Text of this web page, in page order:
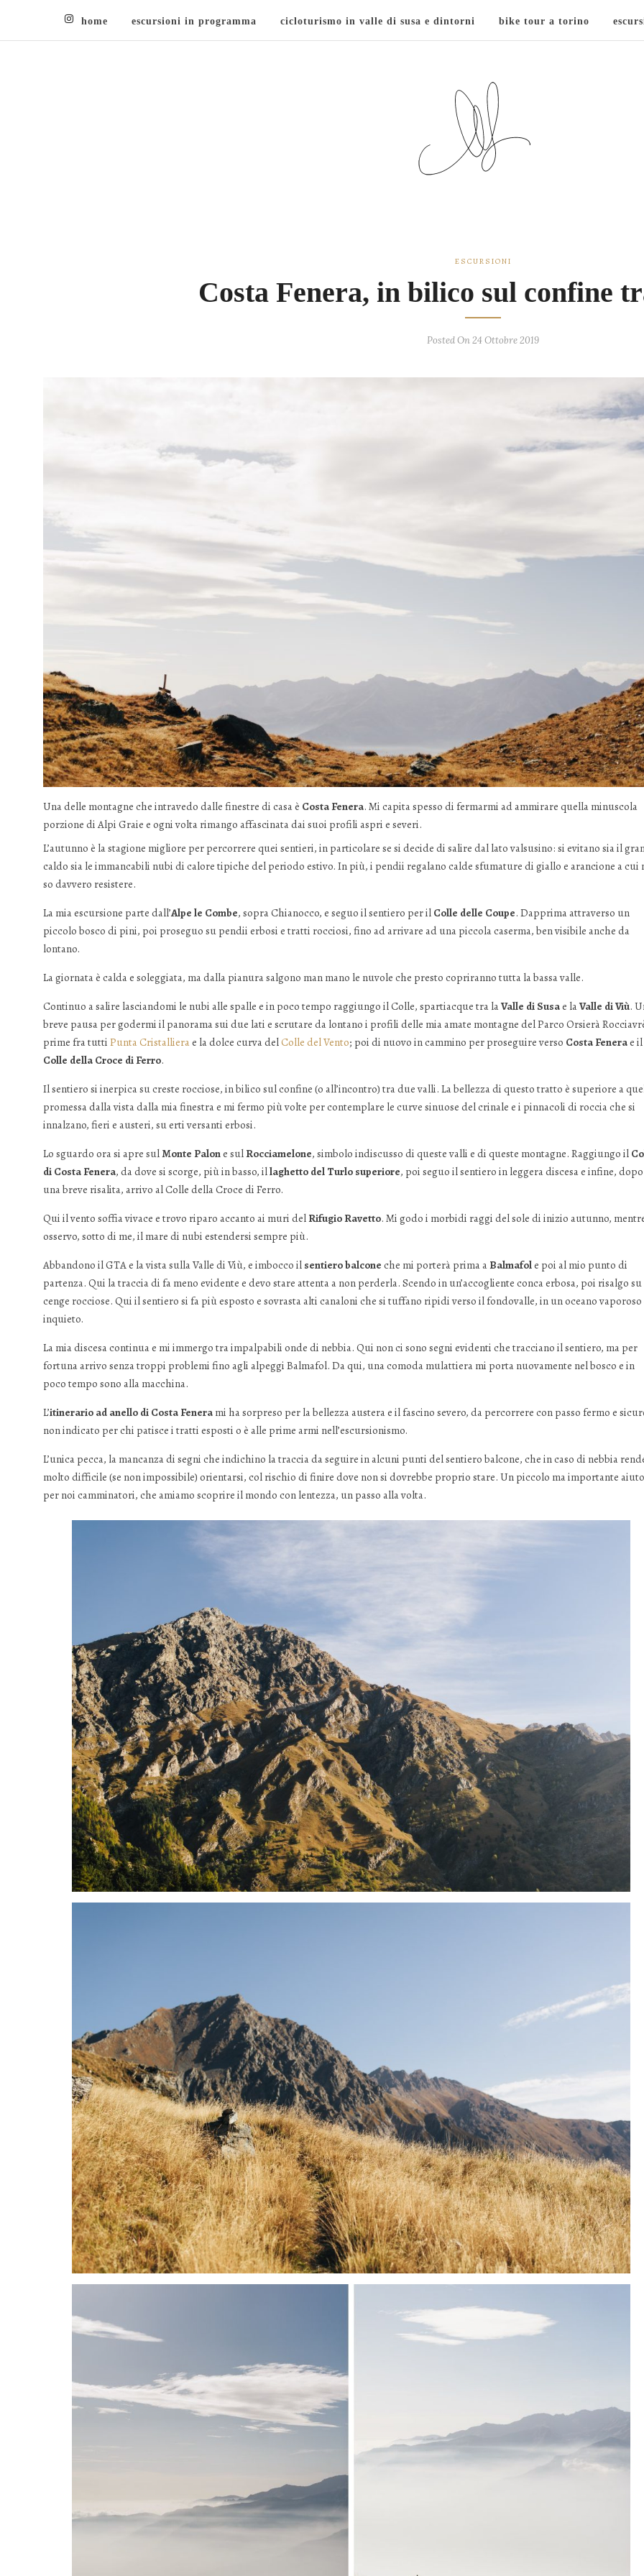
home escursioni in programma cicloturismo in valle di susa e dintorni bike tour a torino
ESCURSIONI
Costa Fenera, in bilico sul confine
Posted On 24 Ottobre 2019
Una delle montagne che intravedo dalle finestre di casa è Costa Fenera. Mi capita spesso di fermarmi ad ammirare quella minuscola
porzione di Alpi Graie e ogni volta rimango affascinata dai suoi profili aspri e severi.
L’autunno è la stagione migliore per percorrere quei sentieri, in particolare se si decide di salire dal lato valsusino: si evitano sia il
caldo sia le immancabili nubi di calore tipiche del periodo estivo. In più, i pendii regalano calde sfumature di giallo e arancione a cui
so davvero resistere.
La mia escursione parte dall’Alpe le Combe, sopra Chianocco, e seguo il sentiero per il Colle delle Coupe. Dapprima attraverso un
piccolo bosco di pini, poi proseguo su pendii erbosi e tratti rocciosi, fino ad arrivare ad una piccola caserma, ben visibile anche da
lontano.
La giornata è calda e soleggiata, ma dalla pianura salgono man mano le nuvole che presto copriranno tutta la bassa valle.
Continuo a salire lasciandomi le nubi alle spalle e in poco tempo raggiungo il Colle, spartiacque tra laValle di Susae laValle di Viù.
breve pausa per godermi il panorama sui due lati e scrutare da lontano i profili delle mia amate montagne del Parco Orsierà
prime fra tutti Punta Cristallierae la dolce curva delColle del Vento; poi di nuovo in cammino per proseguire verso Costa Fenerae il
Colle della Croce di Ferro.
Il sentiero si inerpica su creste rocciose, in bilico sul confine (o all’incontro) tra due valli. La bellezza di questo tratto è superiore a
promessa dalla vista dalla mia finestra e mi fermo più volte per contemplare le curve sinuose del crinale e i pinnacoli di roccia che si
innalzano, fieri e austeri, su erti versanti erbosi.
Lo sguardo ora si apre sulMonte Palone sulRocciamelone, simbolo indiscusso di queste valli e di queste montagne. Raggiungo il
di Costa Fenera, da dove si scorge, più in basso, illaghetto del Turlo superiore, poi seguo il sentiero in leggera discesa e infine, dopo
una breve risalita, arrivo al Colle della Croce di Ferro.
Qui il vento soffia vivace e trovo riparo accanto ai muri delRifugio Ravetto. Mi godo i morbidi raggi del sole di inizio autunno,
osservo, sotto di me, il mare di nubi estendersi sempre più.
Abbandono il GTA e la vista sulla Valle di Viù, e imbocco il sentiero balcone che mi porterà prima aBalmafole poi al mio punto di
partenza. Qui la traccia di fa meno evidente e devo stare attenta a non perderla. Scendo in un’accogliente conca erbosa, poi risalgo su
cenge rocciose. Qui il sentiero si fa più esposto e sovrasta alti canaloni che si tuffano ripidi verso il fondovalle, in un oceano vaporoso
inquieto.
La mia discesa continua e mi immergo tra impalpabili onde di nebbia. Qui non ci sono segni evidenti che tracciano il sentiero, ma per
fortuna arrivo senza troppi problemi fino agli alpeggi Balmafol. Da qui, una comoda mulattiera mi porta nuovamente nel bosco e in
poco tempo sono alla macchina.
L’itinerario ad anello di Costa Fenera mi ha sorpreso per la bellezza austera e il fascino severo, da percorrere con passo fermo e
non indicato per chi patisce i tratti esposti o è alle prime armi nell’escursionismo.
L’unica pecca, la mancanza di segni che indichino la traccia da seguire in alcuni punti del sentiero balcone, che in caso di nebbia
molto difficile (se non impossibile) orientarsi, col rischio di finire dove non si dovrebbe proprio stare. Un piccolo ma importante aiuto
per noi camminatori, che amiamo scoprire il mondo con lentezza, un passo alla volta.